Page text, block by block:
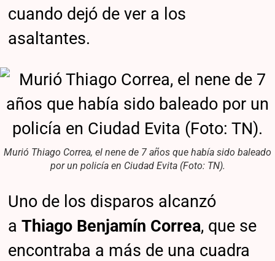
cuando dejó de ver a los
asaltantes.
Murió Thiago Correa, el nene de 7 años que había sido baleado
por un policía en Ciudad Evita (Foto: TN).
Uno de los disparos alcanzó
aThiago Benjamín Correa, que se
encontraba a más de una cuadra